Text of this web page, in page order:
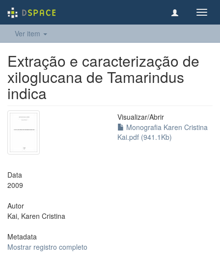
Ver item
Extração e caracterização de
xiloglucana de Tamarindus
indica
Visualizar/Abrir
Monografia Karen Cristina
Kai.pdf (941.1Kb)
Data
2009
Autor
Kai, Karen Cristina
Metadata
Mostrar registro completo